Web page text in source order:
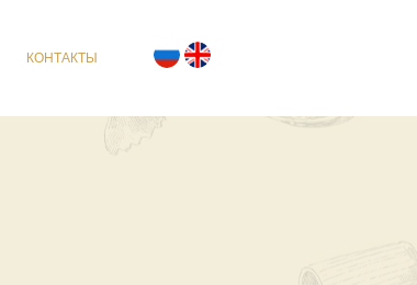
КОНТАКТЫ